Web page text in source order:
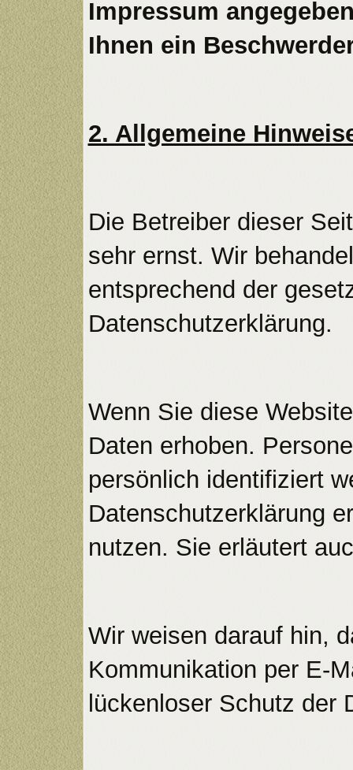
Impressum
Ihnen ein
2. Allgemeine
Die Betreiber dieser
sehr ernst. Wir
entsprechend der
Datenschutzerklärung.
Wenn Sie diese
Daten erhoben.
persönlich identifiziert
Datenschutzerklärung
nutzen. Sie erläutert
Wir weisen darauf hin,
Kommunikation per E-
lückenloser Schutz der